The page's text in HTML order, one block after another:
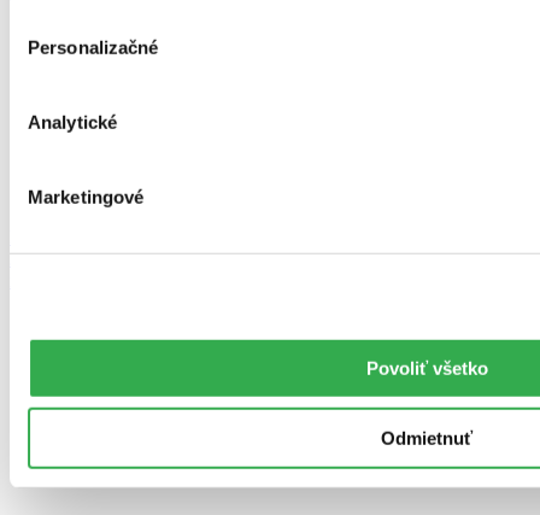
Personalizačné
Analytické
Marketingové
Povoliť všetko
Odmietnuť
250 000 titulov